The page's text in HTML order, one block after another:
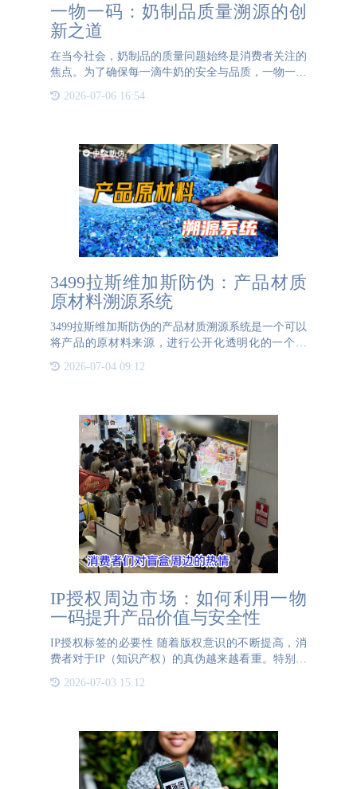
一物一码：奶制品质量溯源的创
新之道
在当今社会，奶制品的质量问题始终是消费者关注的
焦点。为了确保每一滴牛奶的安全与品质，一物一码
术，从奶牛的饲养到挤奶过程，每一个环节都可以实
2026-07-06 16:54
3499拉斯维加斯防伪：产品材质
原材料溯源系统
3499拉斯维加斯防伪的产品材质溯源系统是一个可以
将产品的原材料来源，进行公开化透明化的一个平
品展示平台，旨在确保产品的材质材料从源头到最终
2026-07-04 09:12
IP授权周边市场：如何利用一物
一码提升产品价值与安全性
IP授权标签的必要性 随着版权意识的不断提高，消
费者对于IP（知识产权）的真伪越来越看重。特别是
对于狂热的粉丝来说，购买盲盒、手办等IP周边产品
时，真伪问题尤为重要。消费者希望获得正品，以满
2026-07-03 15:12